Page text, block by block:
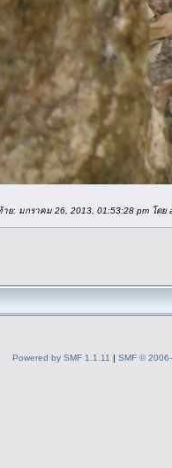
าย: มกราคม 26, 2013, 01:53:28 pm โดย
Powered by SMF 1.1.11 | SMF ©